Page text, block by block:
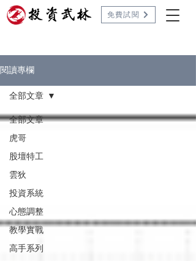
免費試閱
閱讀專欄
全部文章
虎哥
股壇特工
雲狄
投資系統
心態調整
教學實戰
高手系列
全部文章